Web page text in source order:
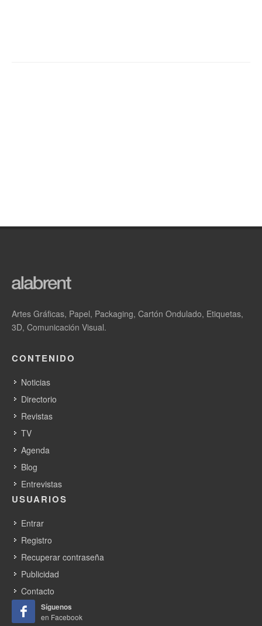
Artes Gráficas, Papel, Packaging, Cartón Ondulado, Etiquetas,
3D, Comunicación Visual.
CONTENIDO
Noticias
Directorio
Revistas
TV
Agenda
Blog
Entrevistas
USUARIOS
Entrar
Registro
Recuperar contraseña
Publicidad
Contacto
Síguenos
en Facebook